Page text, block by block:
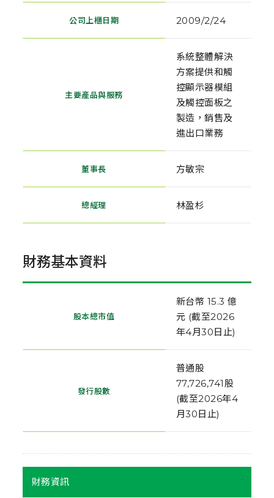
公司上櫃日期 2009/2/24
主要產品與服務
系統整體解決
方案提供和觸
控顯示器模組
及觸控面板之
製造，銷售及
進出口業務
董事長 方敏宗
總經理 林盈杉
財務基本資料
股本總市值
新台幣 15.3 億
元 (截至2026
年4月30日止)
發行股數
普通股
77,726,741股
(截至2026年4
月30日止)
財務資訊 -